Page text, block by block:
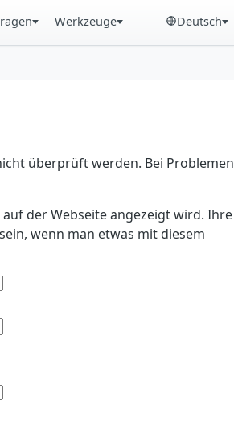
Werkzeuge Deutsch
überprüft werden. Bei Problemen
der Webseite angezeigt wird. Ihre
wenn man etwas mit diesem